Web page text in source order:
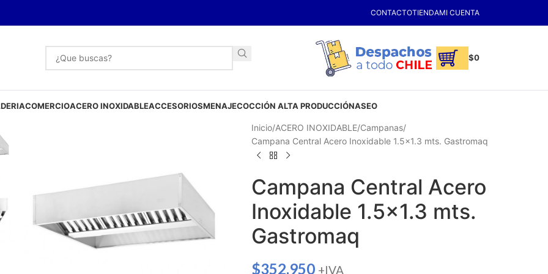
CONTACTOTIENDAMI CUENTA
$0
COMERCIOACERO INOXIDABLEACCESORIOSMENAJECOCCIÓN ALTA PRODUCCIÓNASEO
Inicio ACERO INOXIDABLE Campanas
Campana Central Acero Inoxidable 1.5×1.3 mts. Gastromaq
Campana Central Acero
Inoxidable 1.5×1.3 mts.
Gastromaq
$352.950 +IVA